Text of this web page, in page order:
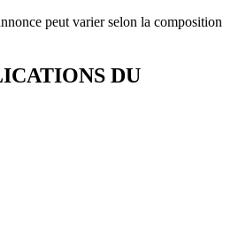
peut varier selon la composition
DU